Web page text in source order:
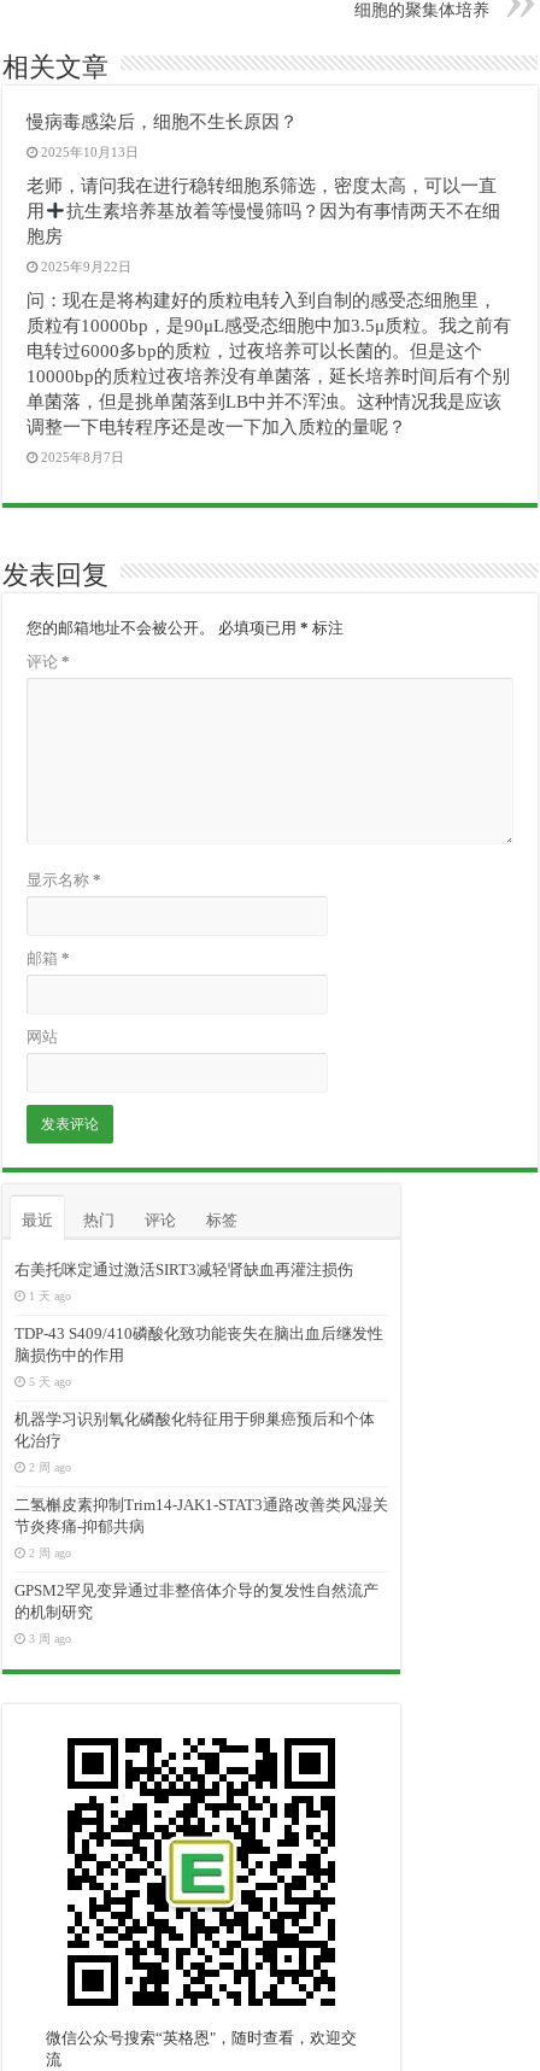
细胞的聚集体培养
相关文章
慢病毒感染后，细胞不生长原因？
2025年10月13日
老师，请问我在进行稳转细胞系筛选，密度太高，可以一直
用
抗生素培养基放着等慢慢筛吗？因为有事情两天不在细
胞房
2025年9月22日
问：现在是将构建好的质粒电转入到自制的感受态细胞里，
质粒有10000bp，是90μL感受态细胞中加3.5μ质粒。我之前有
电转过6000多bp的质粒，过夜培养可以长菌的。但是这个
10000bp的质粒过夜培养没有单菌落，延长培养时间后有个别
单菌落，但是挑单菌落到LB中并不浑浊。这种情况我是应该
调整一下电转程序还是改一下加入质粒的量呢？
2025年8月7日
发表回复
您的邮箱地址不会被公开。 必填项已用* 标注
评论*
显示名称*
邮箱*
网站
最近 热门 评论 标签
右美托咪定通过激活SIRT3减轻肾缺血再灌注损伤
1 天 ago
TDP-43 S409/410磷酸化致功能丧失在脑出血后继发性
脑损伤中的作用
5 天 ago
机器学习识别氧化磷酸化特征用于卵巢癌预后和个体
化治疗
2 周 ago
二氢槲皮素抑制Trim14-JAK1-STAT3通路改善类风湿关
节炎疼痛-抑郁共病
2 周 ago
GPSM2罕见变异通过非整倍体介导的复发性自然流产
的机制研究
3 周 ago
微信公众号搜索“英格恩"，随时查看，欢迎交
流